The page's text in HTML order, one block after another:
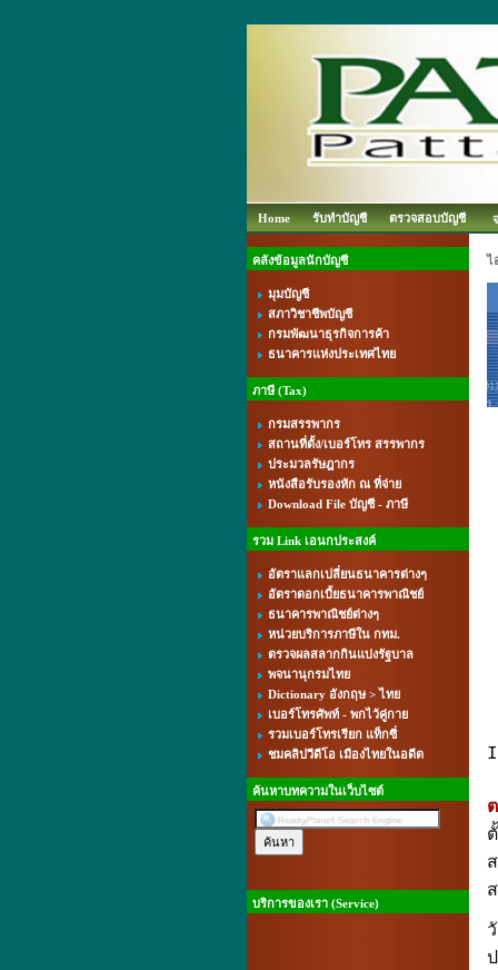
Home รับทำบัญชี ตรวจสอบบัญชี
คลังข้อมูลนักบัญชี
มุมบัญชี
สภาวิชาชีพบัญชี
กรมพัฒนาธุรกิจการค้า
ธนาคารแห่งประเทศไทย
ภาษี (Tax)
กรมสรรพากร
สถานที่ตั้ง/เบอร์โทร สรรพากร
ประมวลรัษฎากร
หนังสือรับรองหัก ณ ที่จ่าย
Download File บัญชี - ภาษี
รวม Link เอนกประสงค์
อัตราแลกเปลี่ยนธนาคารต่างๆ
อัตราดอกเบี้ยธนาคารพาณิชย์
ธนาคารพาณิชย์ต่างๆ
หน่วยบริการภาษีใน กทม.
ตรวจผลสลากกินแบ่งรัฐบาล
พจนานุกรมไทย
Dictionary อังกฤษ > ไทย
เบอร์โทรศัพท์ - พกไว้คู่กาย
รวมเบอร์โทรเรียก แท็กซี่
ชมคลิปวีดีโอ เมืองไทยในอดีต
ค้นหาบทความในเว็บไซต์
บริการของเรา (Service)
ไ